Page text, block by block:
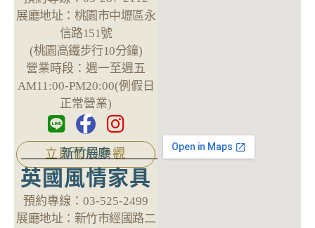
展廳地址： 桃園市中壢區永
信路151號
(桃園高鐵步行10分鐘)
營業時段： 週一至週五
AM11:00-PM20:00(例假日
正常營業)
立即預約參觀
新竹展廳
英國風情家具
預約專線： 03-525-2499
展廳地址： 新竹市經國路二